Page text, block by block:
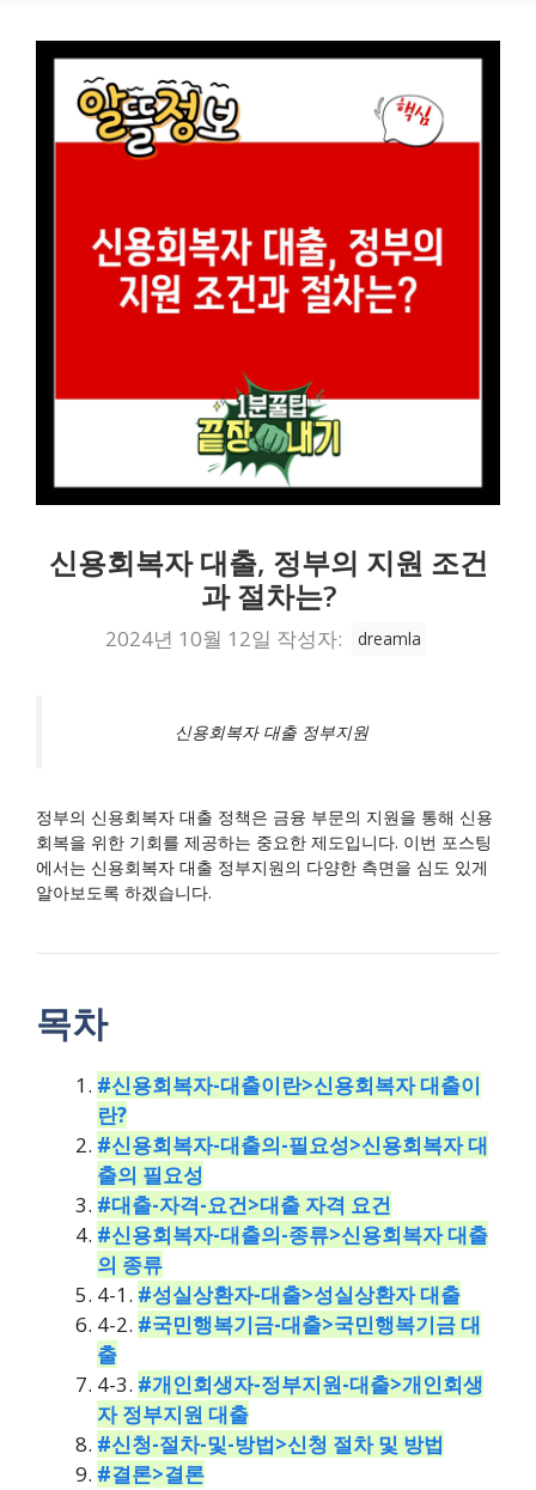
신용회복자 대출, 정부의 지원 조건
과 절차는?
2024년 10월 12일 작성자: dreamla
신용회복자 대출 정부지원
정부의 신용회복자 대출 정책은 금융 부문의 지원을 통해 신용
회복을 위한 기회를 제공하는 중요한 제도입니다. 이번 포스팅
에서는 신용회복자 대출 정부지원의 다양한 측면을 심도 있게
알아보도록 하겠습니다.
목차
#신용회복자-대출이란>신용회복자 대출이
란?
#신용회복자-대출의-필요성>신용회복자 대
출의 필요성
#대출-자격-요건>대출 자격 요건
#신용회복자-대출의-종류>신용회복자 대출
의 종류
4-1. #성실상환자-대출>성실상환자 대출
4-2. #국민행복기금-대출>국민행복기금 대
출
4-3. #개인회생자-정부지원-대출>개인회생
자 정부지원 대출
#신청-절차-및-방법>신청 절차 및 방법
#결론>결론